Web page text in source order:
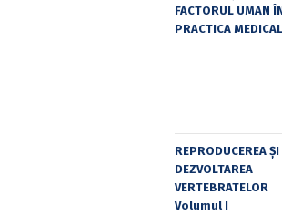
FACTORUL UMAN
PRACTICA
REPRODUCEREA ȘI
DEZVOLTAREA
VERTEBRATELOR
Volumul I